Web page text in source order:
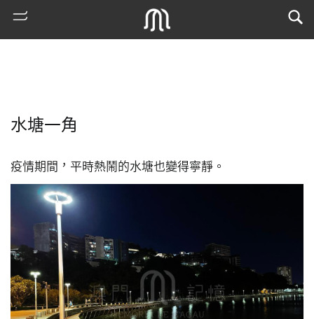
門
搜
古
地
水塘一角
疫情期間，平時熱鬧的水塘也變得寧靜。